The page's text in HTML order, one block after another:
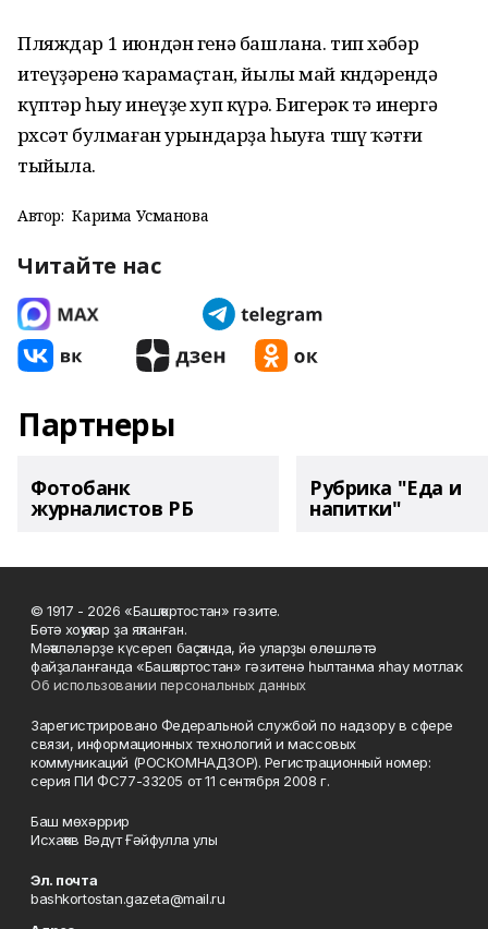
Пляждар 1 июндән генә башлана. тип хәбәр
итеүҙәренә ҡарамаҫтан, йылы май көндәрендә
күптәр һыу инеүҙе хуп күрә. Бигерәк тә инергә
рөхсәт булмаған урындарҙа һыуға төшөү ҡәтғи
тыйыла.
Автор: Карима Усманова
Читайте нас
Партнеры
Фотобанк
журналистов РБ
Рубрика "Еда и
напитки"
© 1917 - 2026 «Башҡортостан» гәзите.
Бөтә хоҡуҡтар ҙа яҡланған.
Мәҡәләләрҙе күсереп баҫҡанда, йә уларҙы өлөшләтә
файҙаланғанда «Башҡортостан» гәзитенә һылтанма яһау мотлаҡ.
Об использовании персональных данных
Зарегистрировано Федеральной службой по надзору в сфере
связи, информационных технологий и массовых
коммуникаций (РОСКОМНАДЗОР). Регистрационный номер:
серия ПИ ФС77-33205 от 11 сентября 2008 г.
Баш мөхәррир
Исхаҡов Вәдүт Ғәйфулла улы
Эл. почта
bashkortostan.gazeta@mail.ru